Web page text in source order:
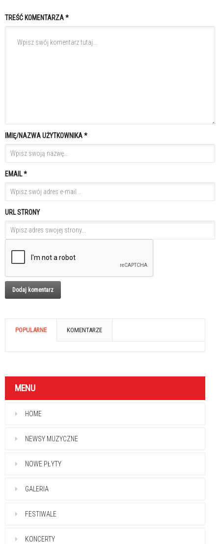
TREŚĆ KOMENTARZA *
IMIĘ/NAZWA UŻYTKOWNIKA *
EMAIL *
URL STRONY
POPULARNE KOMENTARZE
MENU
HOME
NEWSY MUZYCZNE
NOWE PŁYTY
GALERIA
FESTIWALE
KONCERTY